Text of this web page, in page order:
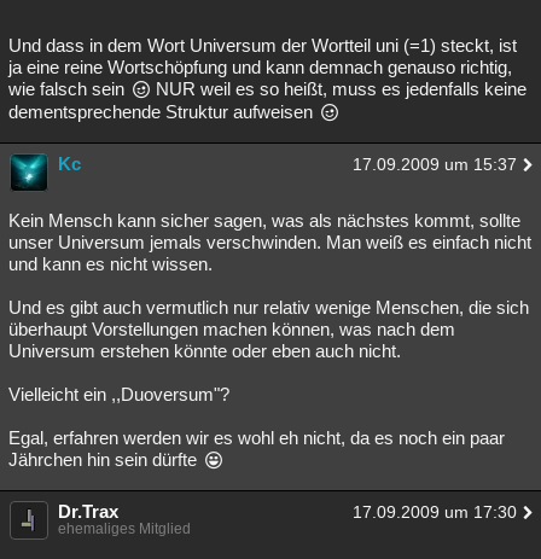
Und dass in dem Wort Universum der Wortteil uni (=1) steckt, ist
ja eine reine Wortschöpfung und kann demnach genauso richtig,
wie falsch sein
NUR weil es so heißt, muss es jedenfalls keine
dementsprechende Struktur aufweisen
Kc 17.09.2009 um 15:37
Kein Mensch kann sicher sagen, was als nächstes kommt, sollte
unser Universum jemals verschwinden. Man weiß es einfach nicht
und kann es nicht wissen.
Und es gibt auch vermutlich nur relativ wenige Menschen, die sich
überhaupt Vorstellungen machen können, was nach dem
Universum erstehen könnte oder eben auch nicht.
Vielleicht ein ,,Duoversum"?
Egal, erfahren werden wir es wohl eh nicht, da es noch ein paar
Jährchen hin sein dürfte
Dr.Trax 17.09.2009 um 17:30
ehemaliges Mitglied